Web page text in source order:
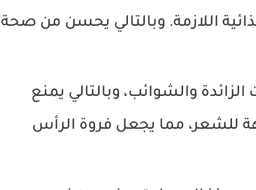
اللازمة. وبالتالي يحسن من صحة
والشوائب، وبالتالي يمنع
للشعر، مما يجعل فروة الرأس